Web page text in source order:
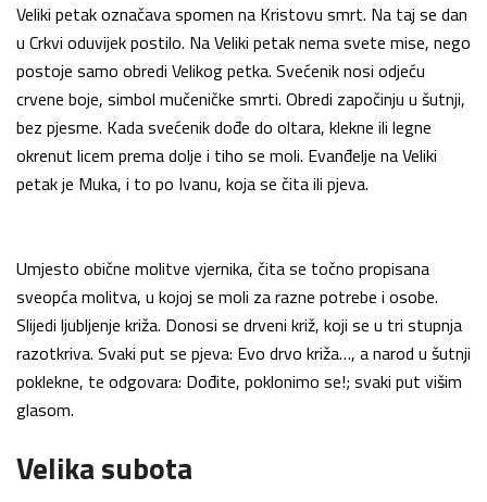
Veliki petak označava spomen na Kristovu smrt. Na taj se dan
u Crkvi oduvijek postilo. Na Veliki petak nema svete mise, nego
postoje samo obredi Velikog petka. Svećenik nosi odjeću
crvene boje, simbol mučeničke smrti. Obredi započinju u šutnji,
bez pjesme. Kada svećenik dođe do oltara, klekne ili legne
okrenut licem prema dolje i tiho se moli. Evanđelje na Veliki
petak je Muka, i to po Ivanu, koja se čita ili pjeva.
Umjesto obične molitve vjernika, čita se točno propisana
sveopća molitva, u kojoj se moli za razne potrebe i osobe.
Slijedi ljubljenje križa. Donosi se drveni križ, koji se u tri stupnja
razotkriva. Svaki put se pjeva: Evo drvo križa…, a narod u šutnji
poklekne, te odgovara: Dođite, poklonimo se!; svaki put višim
glasom.
Velika subota